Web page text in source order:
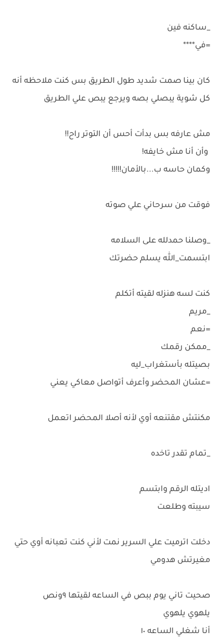
_ساكنه فين
=في****
كان بينا صمت شديد طول الطريق بس كنت ملاحظه أنه
كل شوية يبصلي بصه ويرجع يبص علي الطريق
مش عارفه بس بدأت أحس أن التوتر راح!!
وأن أنا مش خايفه!
وكمان حاسه ب...بالأمان!!!!!
فوقت من سرحاني علي صوته
_وصلنا حمدلله على السلامه
ابتسمت_الله يسلم حضرتك
كنت لسه هنزله لقيته أتكلم
_مريم
=نعم
_ممكن رقمك
بصيتله بأستغراب_ليه
=عشان المحضر وأعرف أتواصل معاكي يعني
مكنتش مقتنعه أوي لأنه أصلا المحضر اتعمل
_تمام تقدر تاخده
اديتله الرقم وابتسم
سيبته وطلعت
دخلت اترميت علي السرير نمت لأني كنت تعبانه أوي حتي
مغيرتش هدومي
صحيت تاني يوم ببص في الساعه لقيتها ٩ونص
يلهوي يلهوي
أنا شغلي الساعه ١٠